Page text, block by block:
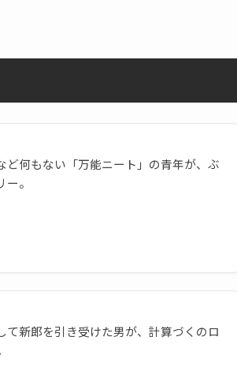
何もない「万能ニート」の青年が、ぶ
。
新郎を引き受けた男が、計算づくのロ